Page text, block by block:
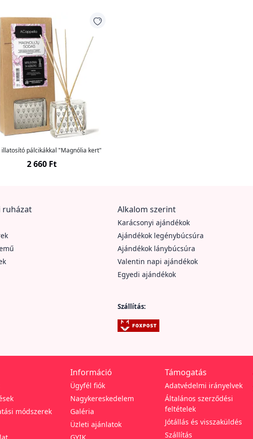
pálcikákkal "Magnólia kert"
2 660 Ft
ruházat Alkalom szerint
Karácsonyi ajándékok
Ajándékok legénybúcsúra
Ajándékok lánybúcsúra
Valentin napi ajándékok
Egyedi ajándékok
Szállítás:
módszerek
Információ
Ügyfél fiók
Nagykereskedelem
Galéria
Üzleti ajánlatok
GYIK
Támogatás
Adatvédelmi irányelvek
Általános szerződési
feltételek
Jótállás és visszaküldés
Szállítás